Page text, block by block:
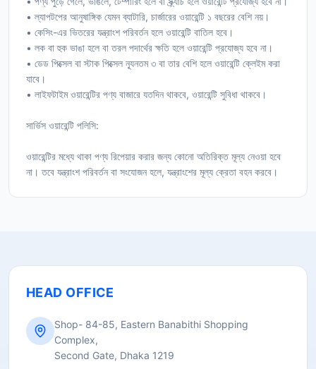
• ল্যাপটপের আনুষাঙ্গিক যেমন ব্যাটারি, চার্জারের ওয়ারেন্টি ১ বছরের বেশি নয়।
• কেসিং-এর ভিতরের যন্ত্রাংশ পরিবর্তন হলে ওয়ারেন্টি বাতিল হবে।
• লক বা হুক ভাঙা হলে বা তরল পদার্থের ক্ষতি হলে ওয়ারেন্টি প্রযোজ্য হবে না।
• ডেড পিক্সেল বা স্টাক পিক্সেল ন্যূনতম ৩ বা তার বেশি হলে ওয়ারেন্টি ক্লেইম করা
যাবে।
• লাইফটাইম ওয়ারেন্টির পণ্য বাজারে যতদিন থাকবে, ওয়ারেন্টি সুবিধা থাকবে।
সার্ভিস ওয়ারেন্টি পলিসি:
ওয়ারেন্টির মধ্যে থাকা পণ্য রিপেয়ার করার জন্য কোনো অতিরিক্ত মূল্য নেওয়া হবে
না। তবে যন্ত্রাংশ পরিবর্তন বা সংযোজন হলে, যন্ত্রাংশের মূল্য ক্রেতা বহন করবে।
HEAD OFFICE
Shop- 84-85, Eastern Banabithi Shopping
Complex,
Second Gate, Dhaka 1219